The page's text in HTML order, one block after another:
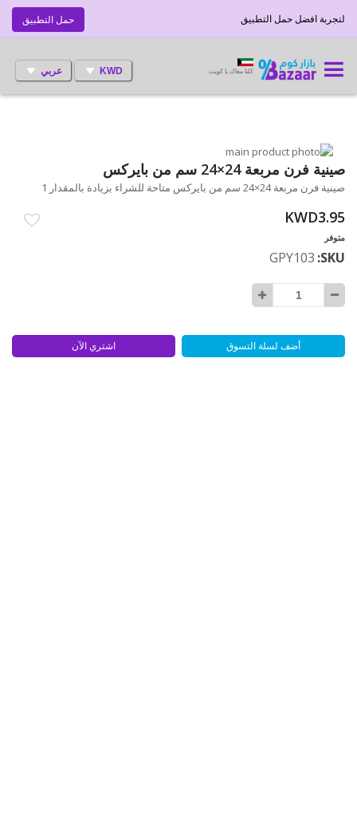
حمل التطبيق لتجربة افضل حمل التطبيق
KWD عربي كلنا معاك يا كويت
انتقل
إلى
النهاية
معرض
الصور
تخطي
إلى
معرض
صينية فرن مربعة 24×24 سم من بايركس
صينية فرن مربعة 24×24 سم من بايركس متاحة للشراء بزيادة بالمقدار 1
KWD3.95
متوفر
SKU
GPY103
أضف لسلة التسوق اشتري الآن